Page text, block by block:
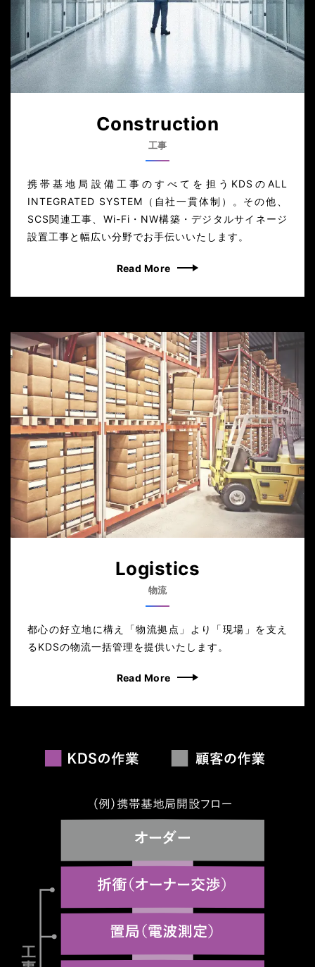
Construction
工事
携帯基地局設備工事のすべてを担うKDSのALL
INTEGRATED SYSTEM（自社一貫体制）。その他、
SCS関連工事、Wi-Fi・NW構築・デジタルサイネージ
設置工事と幅広い分野でお手伝いいたします。
Read More
Logistics
物流
都心の好立地に構え「物流拠点」より「現場」を支え
るKDSの物流一括管理を提供いたします。
Read More